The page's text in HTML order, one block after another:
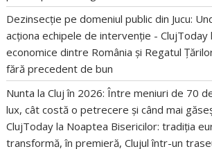
Dezinsecție pe domeniul public din Jucu:
acționa echipele de intervenție - ClujToday
economice dintre România și Regatul
fără precedent de bun
Nunta la Cluj în 2026: Între meniuri de 70
lux, cât costă o petrecere și când mai
ClujToday la Noaptea Bisericilor: tradiția
transformă, în premieră, Clujul într-un